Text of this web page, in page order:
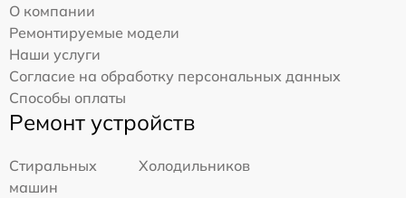
О компании
Ремонтируемые модели
Наши услуги
Согласие на обработку персональных данных
Способы оплаты
Ремонт устройств
Стиральных
машин
Холодильников